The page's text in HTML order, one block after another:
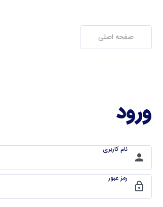
صفحه اصلی
ورود
person
نام کاربری
lock
رمز عبور